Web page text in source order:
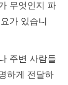
무엇인지 파
가 있습니
주변 사람들
하게 전달하